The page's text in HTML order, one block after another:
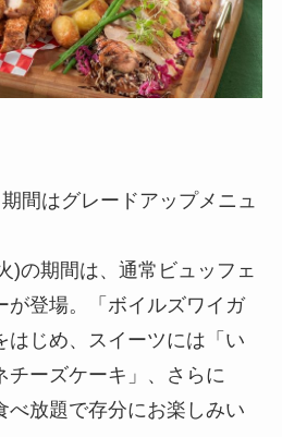
間はグレードアップメニュ
)の期間は、通常ビュッフェ
が登場。「ボイルズワイガ
はじめ、スイーツには「い
チーズケーキ」、さらに
べ放題で存分にお楽しみい